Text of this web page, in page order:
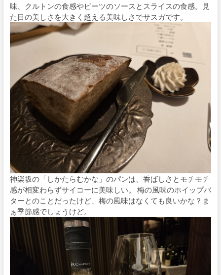
味、クルトンの食感やビーツのソースとスライスの食感。見
た目の美しさを大きく超える美味しさでサスガです。
神楽坂の「しかたらむかな」のパンは、香ばしさとモチモチ
感が相変わらずサイコーに美味しい。 梅の風味のホイップバ
ターとのことだったけど、梅の風味はなくても良いかな？ま
ぁ季節感でしょうけど。